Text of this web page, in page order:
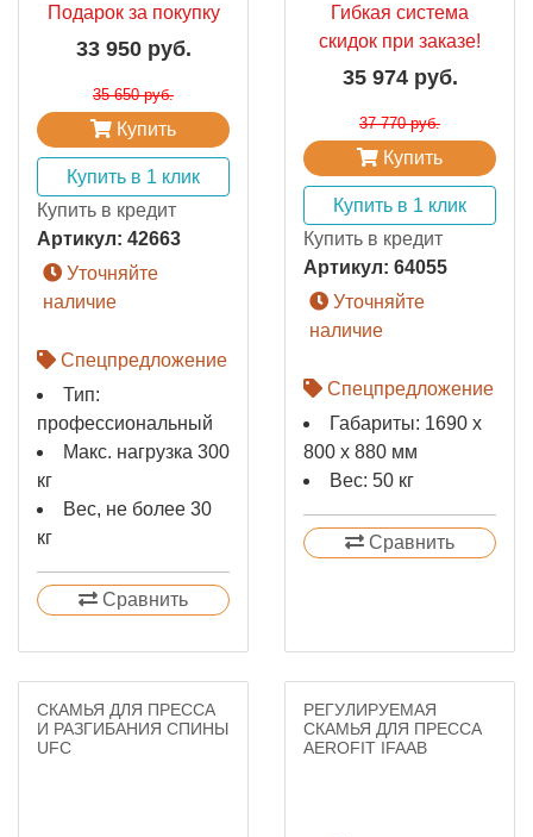
Подарок за покупку
33 950 руб.
35 650 руб.
Купить
Купить в 1 клик
Купить в кредит
Артикул: 42663
Уточняйте
наличие
Спецпредложение
Тип:
профессиональный
Макс. нагрузка 300
кг
Вес, не более 30
кг
Сравнить
Гибкая система
скидок при заказе!
35 974 руб.
37 770 руб.
Купить
Купить в 1 клик
Купить в кредит
Артикул: 64055
Уточняйте
наличие
Спецпредложение
Габариты: 1690 x
800 x 880 мм
Вес: 50 кг
Сравнить
СКАМЬЯ ДЛЯ ПРЕССА
И РАЗГИБАНИЯ СПИНЫ
UFC
РЕГУЛИРУЕМАЯ
СКАМЬЯ ДЛЯ ПРЕССА
AEROFIT IFAAB